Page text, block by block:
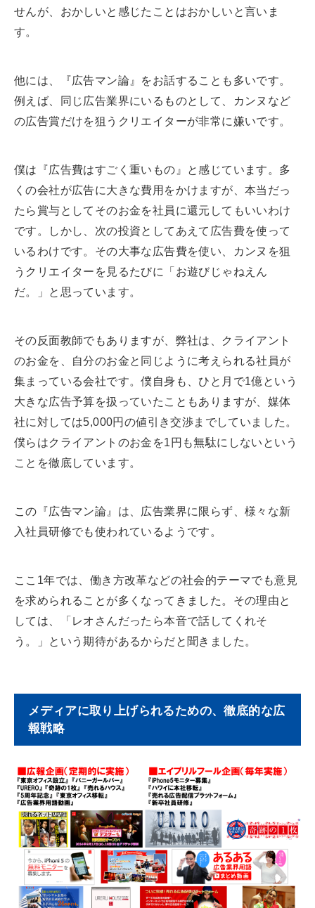
せんが、おかしいと感じたことはおかしいと言いま
す。
他には、『広告マン論』をお話することも多いです。
例えば、同じ広告業界にいるものとして、カンヌなど
の広告賞だけを狙うクリエイターが非常に嫌いです。
僕は『広告費はすごく重いもの』と感じています。多
くの会社が広告に大きな費用をかけますが、本当だっ
たら賞与としてそのお金を社員に還元してもいいわけ
です。しかし、次の投資としてあえて広告費を使って
いるわけです。その大事な広告費を使い、カンヌを狙
うクリエイターを見るたびに「お遊びじゃねえん
だ。」と思っています。
その反面教師でもありますが、弊社は、クライアント
のお金を、自分のお金と同じように考えられる社員が
集まっている会社です。僕自身も、ひと月で1億という
大きな広告予算を扱っていたこともありますが、媒体
社に対しては5,000円の値引き交渉までしていました。
僕らはクライアントのお金を1円も無駄にしないという
ことを徹底しています。
この『広告マン論』は、広告業界に限らず、様々な新
入社員研修でも使われているようです。
ここ1年では、働き方改革などの社会的テーマでも意見
を求められることが多くなってきました。その理由と
しては、「レオさんだったら本音で話してくれそ
う。」という期待があるからだと聞きました。
メディアに取り上げられるための、徹底的な広
報戦略